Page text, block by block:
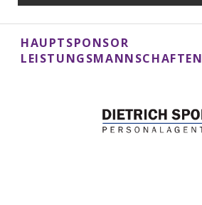
HAUPTSPONSOR
LEISTUNGSMANNSCHAFTEN